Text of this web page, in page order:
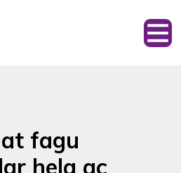
fagu
hela ac